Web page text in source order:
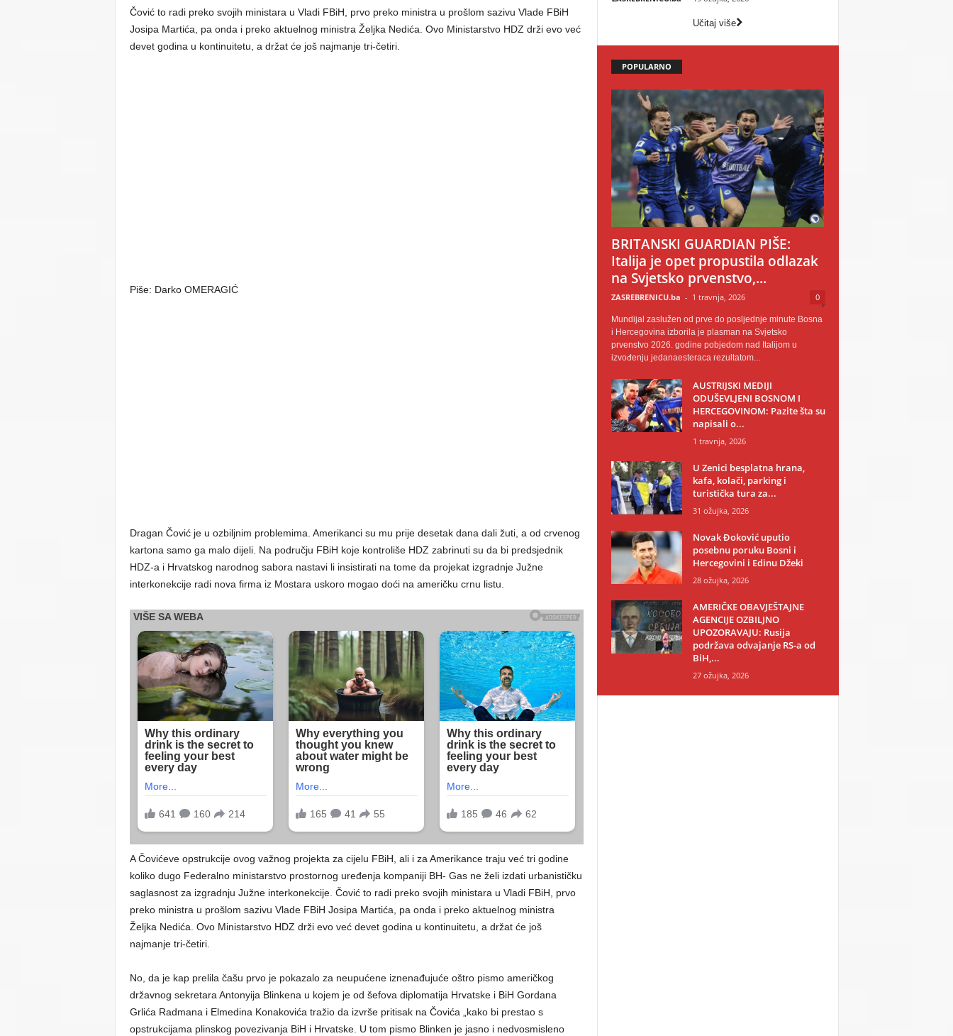
Čović to radi preko svojih ministara u Vladi FBiH, prvo preko ministra u prošlom sazivu Vlade FBiH
Josipa Martića, pa onda i preko aktuelnog ministra Željka Nedića. Ovo Ministarstvo HDZ drži evo već
devet godina u kontinuitetu, a držat će još najmanje tri-četiri.
Piše: Darko OMERAGIĆ
Dragan Čović je u ozbiljnim problemima. Amerikanci su mu prije desetak dana dali žuti, a od crvenog
kartona samo ga malo dijeli. Na području FBiH koje kontroliše HDZ zabrinuti su da bi predsjednik
HDZ-a i Hrvatskog narodnog sabora nastavi li insistirati na tome da projekat izgradnje Južne
interkonekcije radi nova firma iz Mostara uskoro mogao doći na američku crnu listu.
A Čovićeve opstrukcije ovog važnog projekta za cijelu FBiH, ali i za Amerikance traju već tri godine
koliko dugo Federalno ministarstvo prostornog uređenja kompaniji BH- Gas ne želi izdati urbanističku
saglasnost za izgradnju Južne interkonekcije. Čović to radi preko svojih ministara u Vladi FBiH, prvo
preko ministra u prošlom sazivu Vlade FBiH Josipa Martića, pa onda i preko aktuelnog ministra
Željka Nedića. Ovo Ministarstvo HDZ drži evo već devet godina u kontinuitetu, a držat će još
najmanje tri-četiri.
No, da je kap prelila čašu prvo je pokazalo za neupućene iznenađujuće oštro pismo američkog
državnog sekretara Antonyija Blinkena u kojem je od šefova diplomatija Hrvatske i BiH Gordana
Grlića Radmana i Elmedina Konakovića tražio da izvrše pritisak na Čovića „kako bi prestao s
opstrukcijama plinskog povezivanja BiH i Hrvatske. U tom pismo Blinken je jasno i nedvosmisleno
Učitaj više
POPULARNO
BRITANSKI GUARDIAN PIŠE:
Italija je opet propustila odlazak
na Svjetsko prvenstvo,...
ZASREBRENICU.ba - 1 travnja, 2026 0
Mundijal zaslužen od prve do posljednje minute Bosna
i Hercegovina izborila je plasman na Svjetsko
prvenstvo 2026. godine pobjedom nad Italijom u
izvođenju jedanaesteraca rezultatom...
AUSTRIJSKI MEDIJI
ODUŠEVLJENI BOSNOM I
HERCEGOVINOM: Pazite šta su
napisali o...
1 travnja, 2026
U Zenici besplatna hrana,
kafa, kolači, parking i
turistička tura za...
31 ožujka, 2026
Novak Đoković uputio
posebnu poruku Bosni i
Hercegovini i Edinu Džeki
28 ožujka, 2026
AMERIČKE OBAVJEŠTAJNE
AGENCIJE OZBILJNO
UPOZORAVAJU: Rusija
podržava odvajanje RS-a od
BiH,...
27 ožujka, 2026